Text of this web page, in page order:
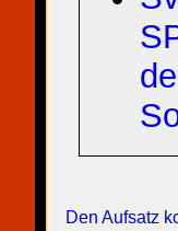
Den Aufsatz